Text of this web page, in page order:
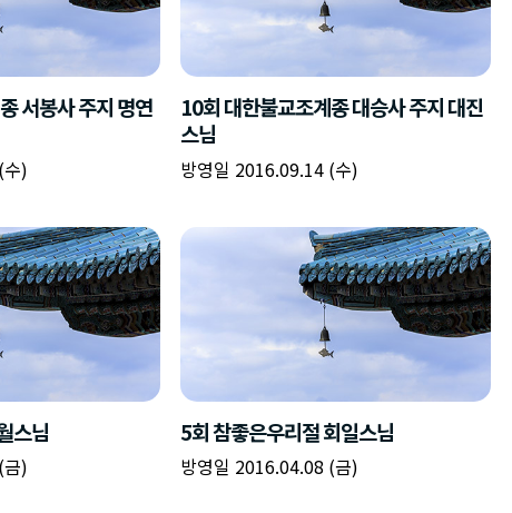
서봉사 주지 명연
)
10회 대한불교조계종 대승사 주지 대진
스님
방영일 2016.09.14 (수)
스님
)
5회 참좋은우리절 회일스님
방영일 2016.04.08 (금)